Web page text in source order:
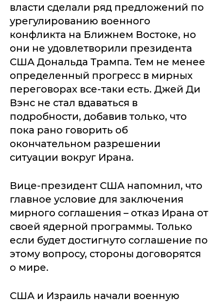
власти сделали ряд предложений по
урегулированию военного
конфликта на Ближнем Востоке, но
они не удовлетворили президента
США Дональда Трампа. Тем не менее
определенный прогресс в мирных
переговорах все-таки есть. Джей Ди
Вэнс не стал вдаваться в
подробности, добавив только, что
пока рано говорить об
окончательном разрешении
ситуации вокруг Ирана.
Вице-президент США напомнил, что
главное условие для заключения
мирного соглашения – отказ Ирана от
своей ядерной программы. Только
если будет достигнуто соглашение по
этому вопросу, стороны договорятся
о мире.
США и Израиль начали военную